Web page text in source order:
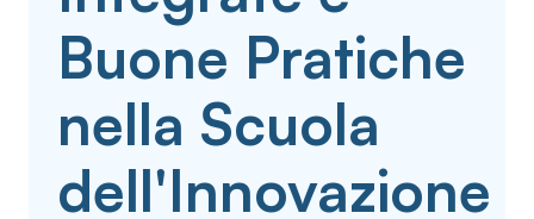
Buone Pratiche
nella Scuola
dell'Innovazione